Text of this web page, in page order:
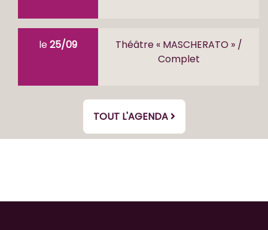
le25/09
Théâtre « MASCHERATO » /
Complet
TOUT L'AGENDA